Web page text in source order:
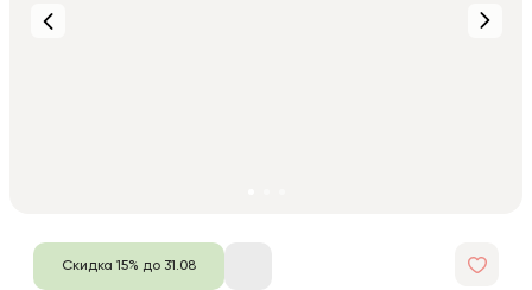
Скидка 15% до 31.08